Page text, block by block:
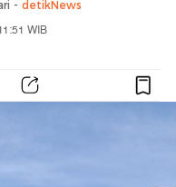
- detikNews
WIB